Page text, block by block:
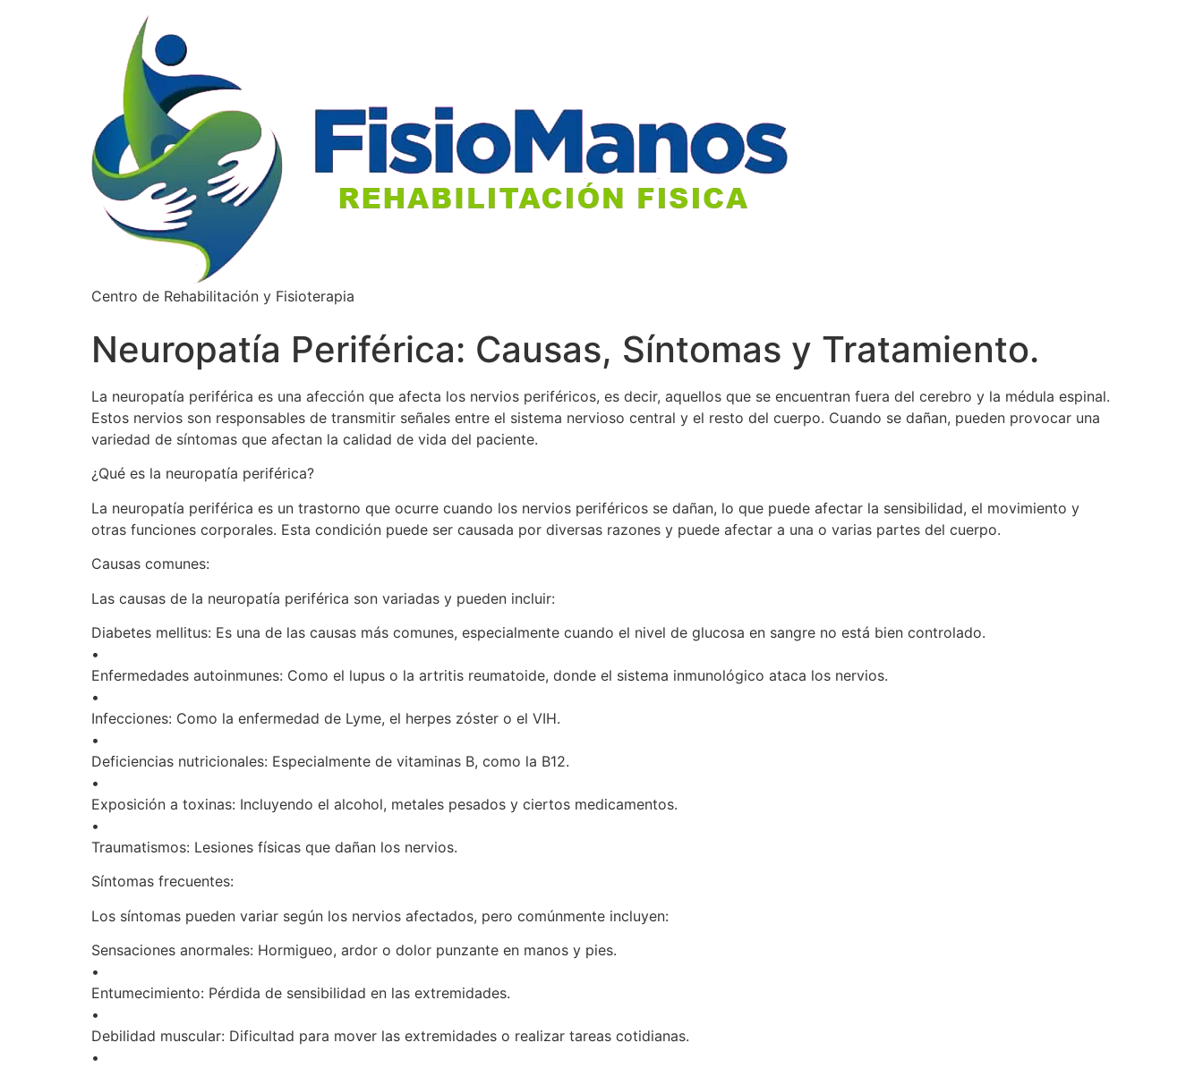
Centro de Rehabilitación y Fisioterapia
Neuropatía Periférica: Causas, Síntomas y Tratamiento.
La neuropatía periférica es una afección que afecta los nervios periféricos, es decir, aquellos que se encuentran fuera del cerebro y la médula espinal.
Estos nervios son responsables de transmitir señales entre el sistema nervioso central y el resto del cuerpo. Cuando se dañan, pueden provocar una
variedad de síntomas que afectan la calidad de vida del paciente.
¿Qué es la neuropatía periférica?
La neuropatía periférica es un trastorno que ocurre cuando los nervios periféricos se dañan, lo que puede afectar la sensibilidad, el movimiento y
otras funciones corporales. Esta condición puede ser causada por diversas razones y puede afectar a una o varias partes del cuerpo.
Causas comunes:
Las causas de la neuropatía periférica son variadas y pueden incluir:
Diabetes mellitus: Es una de las causas más comunes, especialmente cuando el nivel de glucosa en sangre no está bien controlado.
•
Enfermedades autoinmunes: Como el lupus o la artritis reumatoide, donde el sistema inmunológico ataca los nervios.
•
Infecciones: Como la enfermedad de Lyme, el herpes zóster o el VIH.
•
Deficiencias nutricionales: Especialmente de vitaminas B, como la B12.
•
Exposición a toxinas: Incluyendo el alcohol, metales pesados y ciertos medicamentos.
•
Traumatismos: Lesiones físicas que dañan los nervios.
Síntomas frecuentes:
Los síntomas pueden variar según los nervios afectados, pero comúnmente incluyen:
Sensaciones anormales: Hormigueo, ardor o dolor punzante en manos y pies.
•
Entumecimiento: Pérdida de sensibilidad en las extremidades.
•
Debilidad muscular: Dificultad para mover las extremidades o realizar tareas cotidianas.
•